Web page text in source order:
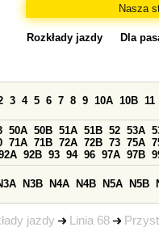
Nasza
jazdy Linia 68
Rozkłady jazdy Dla
3 4 5 6 7 8 9 10A 10B 11
50A 50B 51A 51B 52 53A
71A 71B 72A 72B 73 75A
92B 93 94 96 97A 97B
N3B N4A N4B N5A N5B